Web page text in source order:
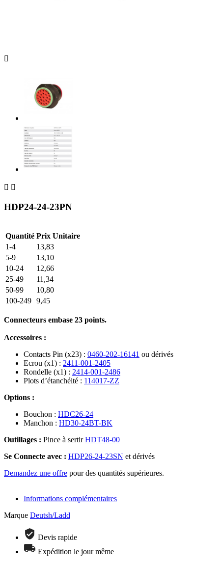

 
HDP24-24-23PN
Quantité Prix Unitaire
1-4
13,83
5-9
13,10
10-24
12,66
25-49
11,34
50-99
10,80
100-249 9,45
Connecteurs embase 23 points.
Accessoires :
Contacts Pin (x23) : 0460-202-16141 ou dérivés
Ecrou (x1) : 2411-001-2405
Rondelle (x1) : 2414-001-2486
Plots d’étanchéité : 114017-ZZ
Options :
Bouchon : HDC26-24
Manchon : HD30-24BT-BK
Outillages : Pince à sertirHDT48-00
Se Connecte avec : HDP26-24-23SN et dérivés
Demandez une offre pour des quantités supérieures.
Informations complémentaires
Marque Deutsh/Ladd
Devis rapide
Expédition le jour même